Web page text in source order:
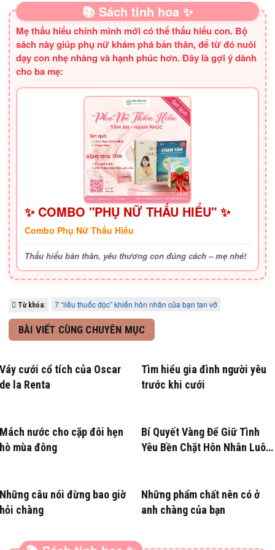
📚 Sách tinh hoa ✨
Mẹ thấu hiểu chính mình mới có thể thấu hiểu con. Bộ
sách này giúp phụ nữ khám phá bản thân, để từ đó nuôi
dạy con nhẹ nhàng và hạnh phúc hơn. Đây là gợi ý dành
cho ba mẹ:
✨ COMBO "PHỤ NỮ THẤU HIỂU" ✨
Combo Phụ Nữ Thấu Hiểu
Thấu hiểu bản thân, yêu thương con đúng cách – mẹ nhé!
Từ khóa: 7 “liều thuốc độc” khiến hôn nhân của bạn tan vỡ
BÀI VIẾT CÙNG CHUYÊN MỤC
Váy cưới cổ tích của Oscar
de la Renta
Tìm hiểu gia đình người yêu
trước khi cưới
Mách nước cho cặp đôi hẹn
hò mùa đông
Bí Quyết Vàng Để Giữ Tình
Yêu Bền Chặt Hôn Nhân Luôn
Những câu nói đừng bao giờ
hỏi chàng
Những phẩm chất nên có ở
anh chàng của bạn